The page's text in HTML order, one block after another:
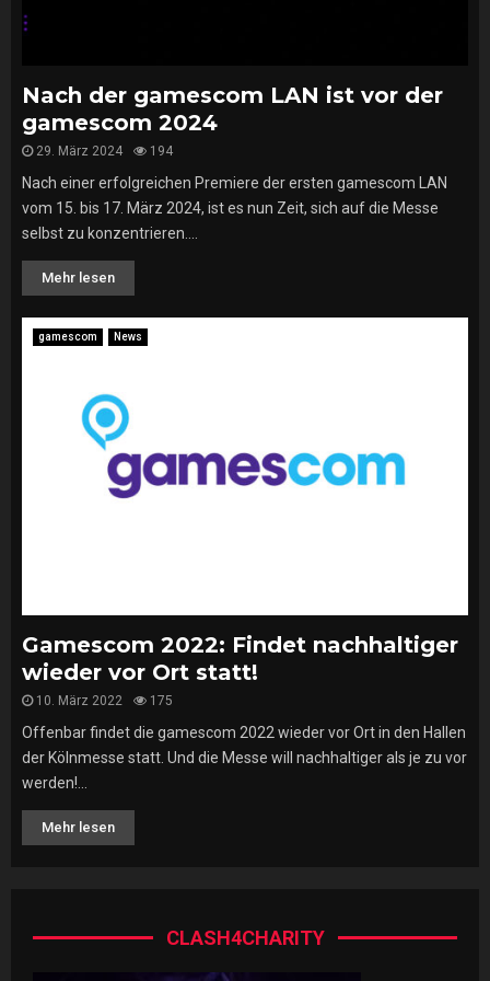
Nach der gamescom LAN ist vor der
gamescom 2024
29. März 2024 194
Nach einer erfolgreichen Premiere der ersten gamescom LAN
vom 15. bis 17. März 2024, ist es nun Zeit, sich auf die Messe
selbst zu konzentrieren....
Mehr lesen
gamescom News
Gamescom 2022: Findet nachhaltiger
wieder vor Ort statt!
10. März 2022 175
Offenbar findet die gamescom 2022 wieder vor Ort in den Hallen
der Kölnmesse statt. Und die Messe will nachhaltiger als je zu vor
werden!...
Mehr lesen
CLASH4CHARITY